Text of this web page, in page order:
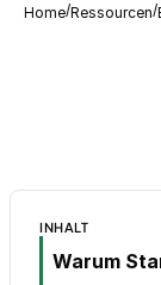
Home/Ressourcen/
INHALT
Warum